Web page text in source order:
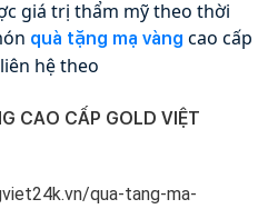
giá trị thẩm mỹ theo thời
quà tặng mạ vàng cao cấp
hệ theo
CAO CẤP GOLD VIỆT
qua-tang-ma-